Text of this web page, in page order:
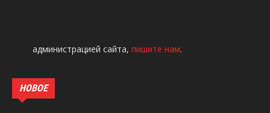
администрацией сайта, пишите нам.
НОВОЕ